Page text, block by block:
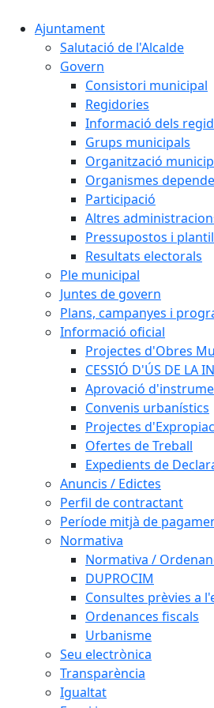
Ajuntament
Salutació de l'Alcalde
Govern
Consistori municipal
Regidories
Informació dels
Grups municipals
Organització
Organismes
Participació
Altres
Pressupostos i
Resultats electorals
Ple municipal
Juntes de govern
Plans, campanyes i
Informació oficial
Projectes d'Obres
CESSIÓ D'ÚS DE LA
Aprovació
Convenis urbanístics
Projectes
Ofertes de Treball
Expedients de
Anuncis / Edictes
Perfil de contractant
Període mitjà de
Normativa
Normativa /
DUPROCIM
Consultes prèvies a
Ordenances fiscals
Urbanisme
Seu electrònica
Transparència
Igualtat